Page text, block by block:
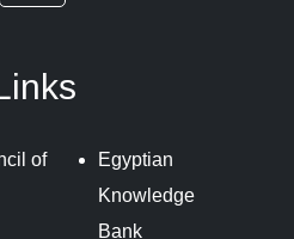
of
Egyptian
Knowledge
Bank